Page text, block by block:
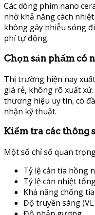
Các dòng phim nano
nhờ khả năng cách
không gây nhiễu sóng
phí tự động.
Chọn sản phẩm có
Thị trường hiện nay
giá rẻ, không rõ xuất
thương hiệu uy tín, có
nhận kỹ thuật.
Kiểm tra các thông
Một số chỉ số quan
Tỷ lệ cản tia hồng
Tỷ lệ cản nhiệt
Khả năng chống
Độ truyền sáng